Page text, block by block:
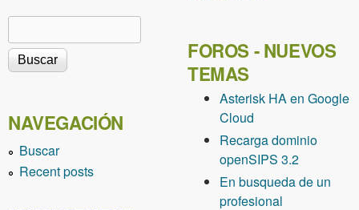
Formulario de búsqueda
NAVEGACIÓN
Buscar
Recent posts
FOROS - NUEVOS
TEMAS
Asterisk HA en Google
Cloud
Recarga dominio
openSIPS 3.2
En busqueda de un
profesional